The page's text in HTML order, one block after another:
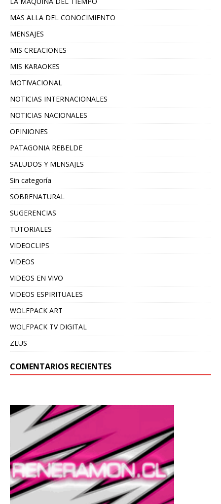
MAS ALLA DEL CONOCIMIENTO
MENSAJES
MIS CREACIONES
MIS KARAOKES
MOTIVACIONAL
NOTICIAS INTERNACIONALES
NOTICIAS NACIONALES
OPINIONES
PATAGONIA REBELDE
SALUDOS Y MENSAJES
Sin categoría
SOBRENATURAL
SUGERENCIAS
TUTORIALES
VIDEOCLIPS
VIDEOS
VIDEOS EN VIVO
VIDEOS ESPIRITUALES
WOLFPACK ART
WOLFPACK TV DIGITAL
ZEUS
COMENTARIOS RECIENTES